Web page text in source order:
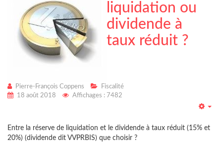
liquidation ou
dividende à
taux réduit ?
Pierre-François Coppens
Fiscalité
18 août 2018
Affichages : 7482
Entre la réserve de liquidation et le dividende à taux réduit (15% et
20%) (dividende dit VVPRBIS) que choisir ?